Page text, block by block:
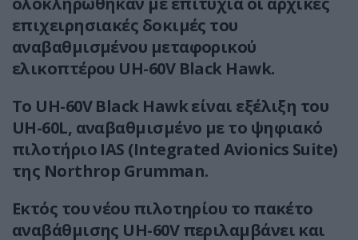
επιχειρησιακές δοκιμές του
αναβαθμισμένου μεταφορικού
ελικοπτέρου UH-60V Black Hawk.
Το UH-60V Black Hawk είναι εξέλιξη του
UH-60L, αναβαθμισμένο με το ψηφιακό
πιλοτήριο IAS (Integrated Avionics Suite)
της Northrop Grumman.
Εκτός του νέου πιλοτηρίου το πακέτο
αναβάθμισης UH-60V περιλαμβάνει και